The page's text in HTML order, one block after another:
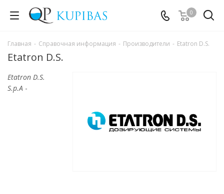
0
Главная - Справочная информация - Производители - Etatron D.S.
Etatron D.S.
Etatron D.S.
S.p.A -